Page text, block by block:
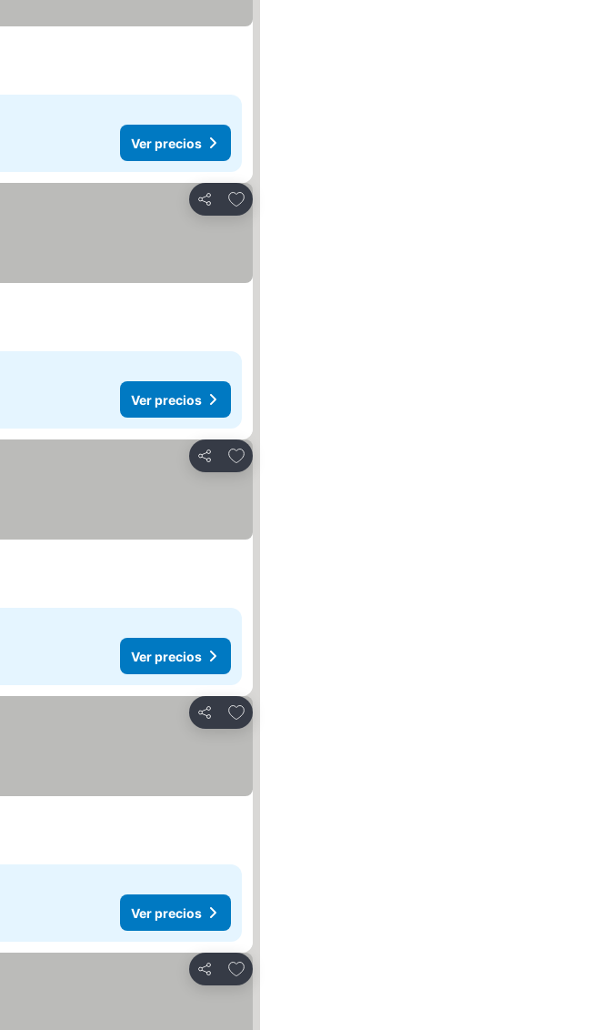
Ver precios
Compartir
Agregar a favoritos
Ver precios
Compartir
Agregar a favoritos
Ver precios
Compartir
Agregar a favoritos
Ver precios
Compartir
Agregar a favoritos